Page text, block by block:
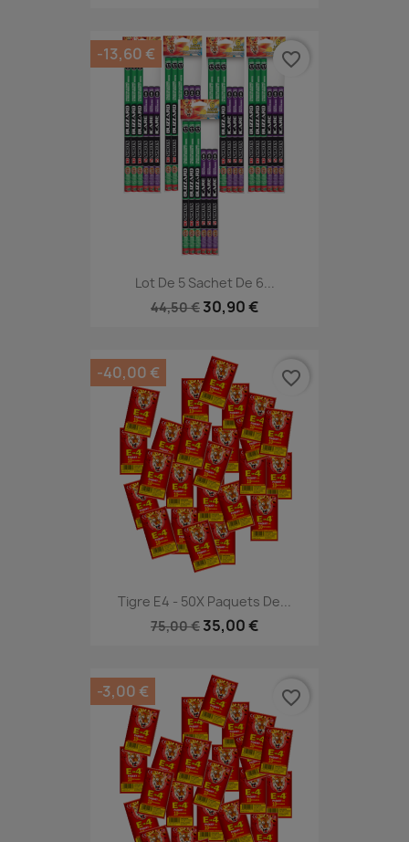
Lot De 5 Sachet De 6...
44,50 € 30,90 €
-13,60 € favorite_border
Tigre E4 - 50X Paquets De...
75,00 € 35,00 €
-40,00 € favorite_border
-3,00 € favorite_border